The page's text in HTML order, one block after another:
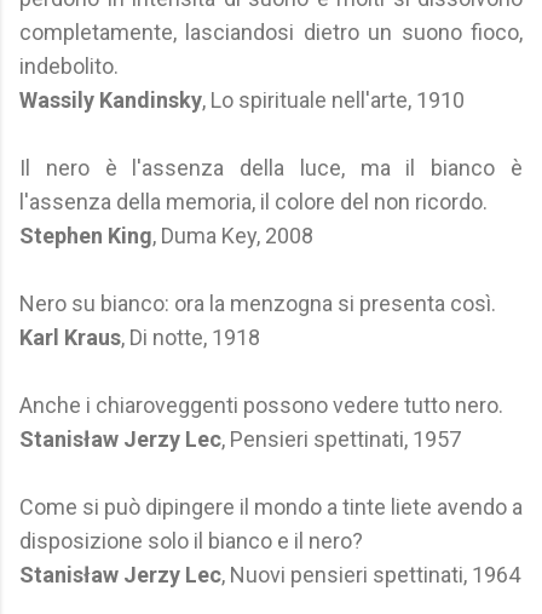
completamente, lasciandosi dietro un suono fioco,
indebolito.
Wassily Kandinsky, Lo spirituale nell'arte, 1910
Il nero è l'assenza della luce, ma il bianco è
l'assenza della memoria, il colore del non ricordo.
Stephen King, Duma Key, 2008
Nero su bianco: ora la menzogna si presenta così.
Karl Kraus, Di notte, 1918
Anche i chiaroveggenti possono vedere tutto nero.
Stanisław Jerzy Lec, Pensieri spettinati, 1957
Come si può dipingere il mondo a tinte liete avendo a
disposizione solo il bianco e il nero?
Stanisław Jerzy Lec, Nuovi pensieri spettinati, 1964